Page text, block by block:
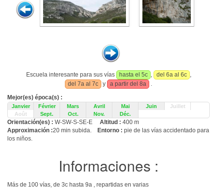
Escuela interesante para sus vías hasta el 5c , del 6a al 6c ,
del 7a al 7c
y a partir del 8a
.
Mejor(es) época(s) :
Janvier Février Mars Avril Mai Juin
Juillet
Août
Sept. Oct. Nov. Déc.
Orientación(es) : W-SW-S-SE-E Altitud : 400 m
Approximación :20 min subida. Entorno : pie de las vías accidentado para
los niños.
Informaciones :
Más de 100 vías, de 3c hasta 9a , repartidas en varias